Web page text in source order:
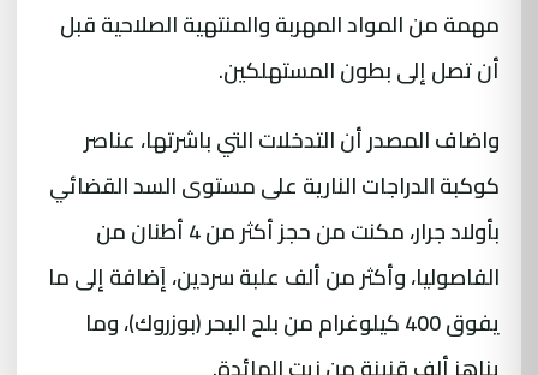
مهمة من المواد المهربة والمنتهية الصلاحية قبل
أن تصل إلى بطون المستهلكين.
واضاف المصدر أن التدخلات التي باشرتها، عناصر
كوكبة الدراجات النارية على مستوى السد القضائي
بأولاد جرار، مكنت من حجز أكثر من 4 أطنان من
الفاصوليا، وأكثر من ألف علبة سردين، إَضافة إلى ما
يفوق 400 كيلوغرام من بلح البحر (بوزروك)، وما